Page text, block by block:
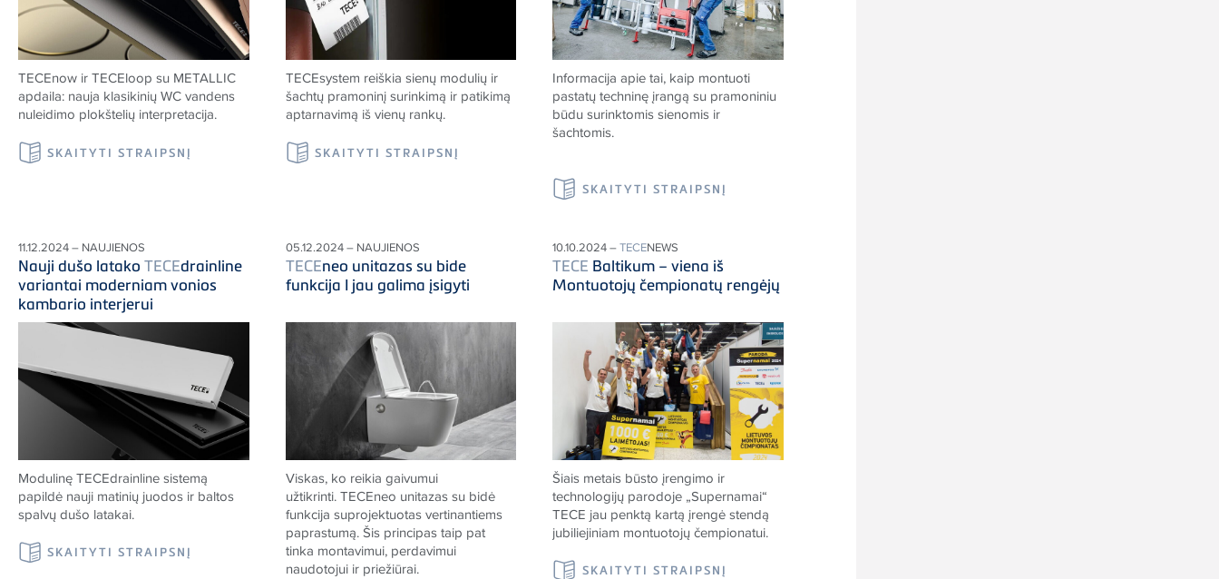
TECEnow irTECEloop su METALLIC
apdaila: nauja klasikinių WC vandens
nuleidimo plokštelių interpretacija.
SKAITYTI STRAIPSNĮ
TECEsystem reiškia sienų modulių ir
šachtų pramoninį surinkimą ir patikimą
aptarnavimą iš vienų rankų.
SKAITYTI STRAIPSNĮ
Informacija apie tai, kaip montuoti
pastatų techninę įrangą su pramoniniu
būdu surinktomis sienomis ir
šachtomis.
SKAITYTI STRAIPSNĮ
11.12.2024 – NAUJIENOS
Nauji dušo latako TECEdrainline
variantai moderniam vonios
kambario interjerui
ModulinęTECEdrainline sistemą
papildė nauji matinių juodos ir baltos
spalvų dušo latakai.
SKAITYTI STRAIPSNĮ
05.12.2024 – NAUJIENOS
TECEneo unitazas su bide
funkcija I jau galima įsigyti
Viskas, ko reikia gaivumui
užtikrinti.TECEneo unitazas su bidė
funkcija suprojektuotas vertinantiems
paprastumą. Šis principas taip pat
tinka montavimui, perdavimui
naudotojui ir priežiūrai.
10.10.2024 –TECENEWS
TECE Baltikum – viena iš
Montuotojų čempionatų rengėjų
Šiais metais būsto įrengimo ir
technologijų parodoje „Supernamai“
TECE jau penktą kartą įrengė stendą
jubiliejiniam montuotojų čempionatui.
SKAITYTI STRAIPSNĮ